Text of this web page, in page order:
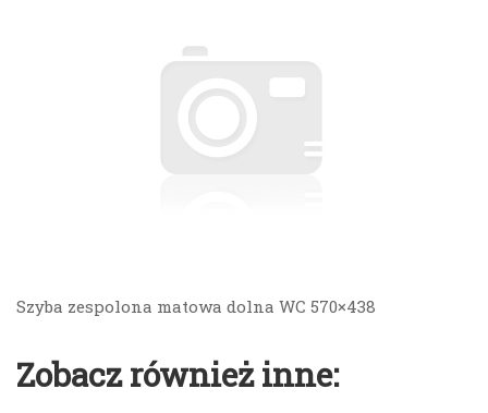
Szyba zespolona matowa dolna WC 570×438
Zobacz również inne: